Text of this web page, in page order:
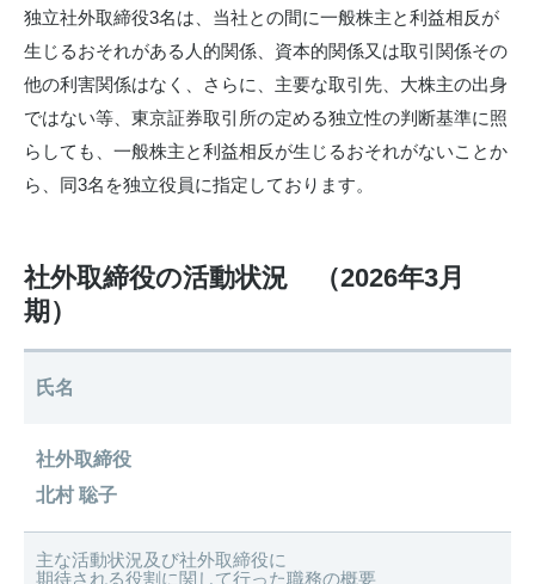
独立社外取締役3名は、当社との間に一般株主と利益相反が
生じるおそれがある人的関係、資本的関係又は取引関係その
他の利害関係はなく、さらに、主要な取引先、大株主の出身
ではない等、東京証券取引所の定める独立性の判断基準に照
らしても、一般株主と利益相反が生じるおそれがないことか
ら、同3名を独立役員に指定しております。
社外取締役の活動状況　（2026年3月
期）
氏名
社外取締役
北村 聡子
主な活動状況及び社外取締役に
期待される役割に関して行った職務の概要